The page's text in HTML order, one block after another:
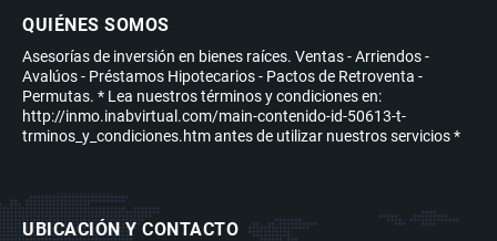
QUIÉNES SOMOS
Asesorías de inversión en bienes raíces. Ventas - Arriendos -
Avalúos - Préstamos Hipotecarios - Pactos de Retroventa -
Permutas. * Lea nuestros términos y condiciones en:
http://inmo.inabvirtual.com/main-contenido-id-50613-t-
trminos_y_condiciones.htm antes de utilizar nuestros servicios *
UBICACIÓN Y CONTACTO